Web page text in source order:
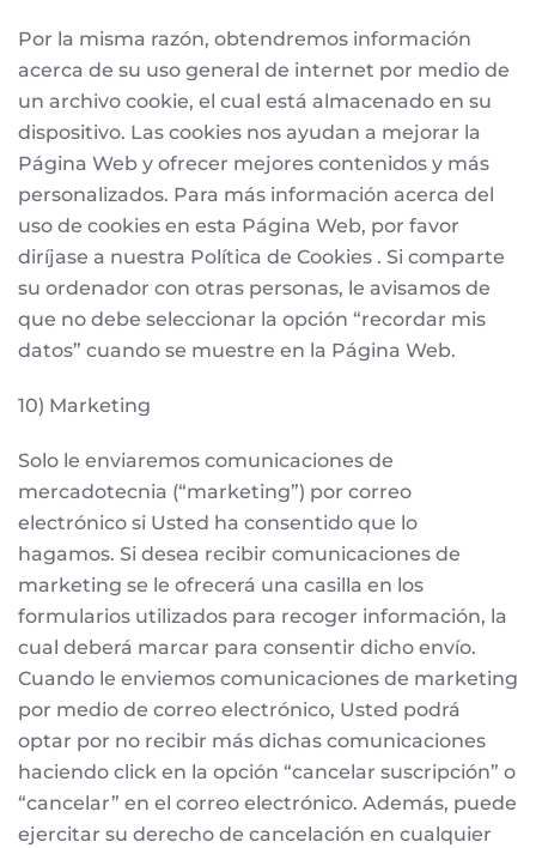
Por la misma razón, obtendremos información
acerca de su uso general de internet por medio de
un archivo cookie, el cual está almacenado en su
dispositivo. Las cookies nos ayudan a mejorar la
Página Web y ofrecer mejores contenidos y más
personalizados. Para más información acerca del
uso de cookies en esta Página Web, por favor
diríjase a nuestra Política de Cookies . Si comparte
su ordenador con otras personas, le avisamos de
que no debe seleccionar la opción “recordar mis
datos” cuando se muestre en la Página Web.
10) Marketing
Solo le enviaremos comunicaciones de
mercadotecnia (“marketing”) por correo
electrónico si Usted ha consentido que lo
hagamos. Si desea recibir comunicaciones de
marketing se le ofrecerá una casilla en los
formularios utilizados para recoger información, la
cual deberá marcar para consentir dicho envío.
Cuando le enviemos comunicaciones de marketing
por medio de correo electrónico, Usted podrá
optar por no recibir más dichas comunicaciones
haciendo click en la opción “cancelar suscripción” o
“cancelar” en el correo electrónico. Además, puede
ejercitar su derecho de cancelación en cualquier